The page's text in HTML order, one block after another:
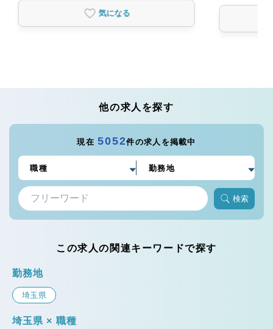
気になる
他の求人を探す
現在5052件の求人を掲載中
検索
この求人の関連キーワードで探す
勤務地
埼玉県
埼玉県 × 職種